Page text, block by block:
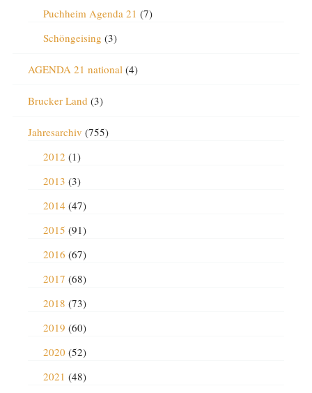
Puchheim Agenda 21 (7)
Schöngeising (3)
AGENDA 21 national(4)
Brucker Land (3)
Jahresarchiv (755)
2012 (1)
2013 (3)
2014 (47)
2015 (91)
2016 (67)
2017 (68)
2018 (73)
2019 (60)
2020 (52)
2021 (48)